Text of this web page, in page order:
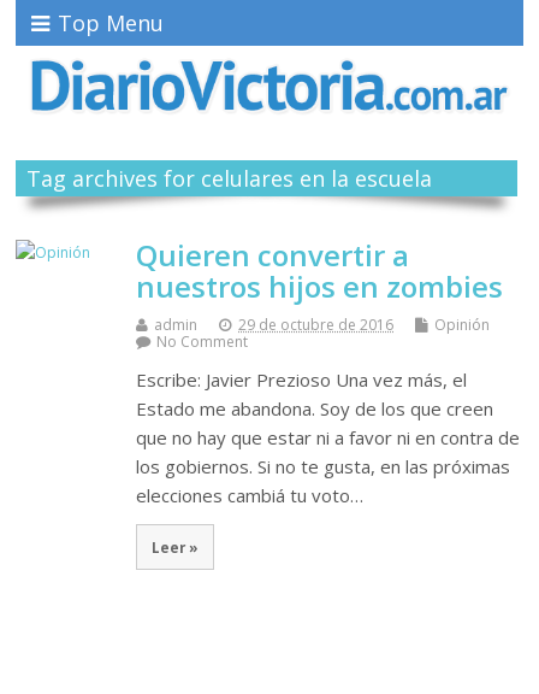
Top Menu
Tag archives for celulares en la escuela
Quieren convertir a
nuestros hijos en zombies
admin 29 de octubre de 2016
Opinión
No Comment
Escribe: Javier Prezioso Una vez más, el
Estado me abandona. Soy de los que creen
que no hay que estar ni a favor ni en contra de
los gobiernos. Si no te gusta, en las próximas
elecciones cambiá tu voto…
Leer »